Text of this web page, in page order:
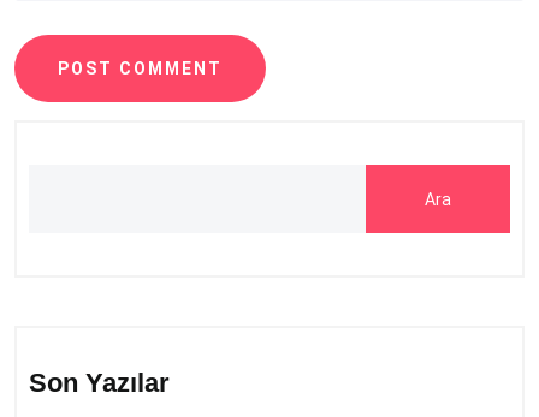
POST COMMENT
Ara
Son Yazılar